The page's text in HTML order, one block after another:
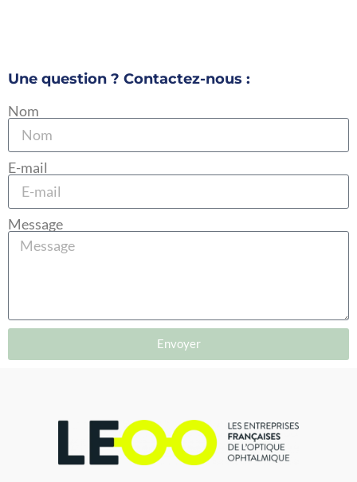
Une question ? Contactez-nous :
Nom
E-mail
Message
Envoyer